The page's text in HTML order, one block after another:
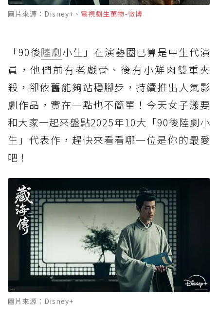
圖片來源：Disney+、 電視劇生萬物-微博
「90後陸劇小生」在演藝圈已算是中生代演
員，他們前有老戲骨、後有小鮮肉雙重夾
殺，卻依舊能夠站穩腳步，持續推出人氣影
劇作品，實在一點也不簡單！今天女子漾要
和大家一起來盤點2025年10大「90後陸劇小
生」代表作，趕快來看看哪一位是你的最愛
吧！
圖片來源：Disney+